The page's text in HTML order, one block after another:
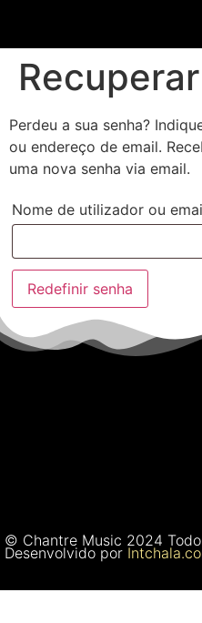
Perdeu a sua senha?
ou endereço de email.
uma nova senha via email.
Nome de utilizador ou
Redefinir senha
© Chantre Music 2024
Desenvolvido por